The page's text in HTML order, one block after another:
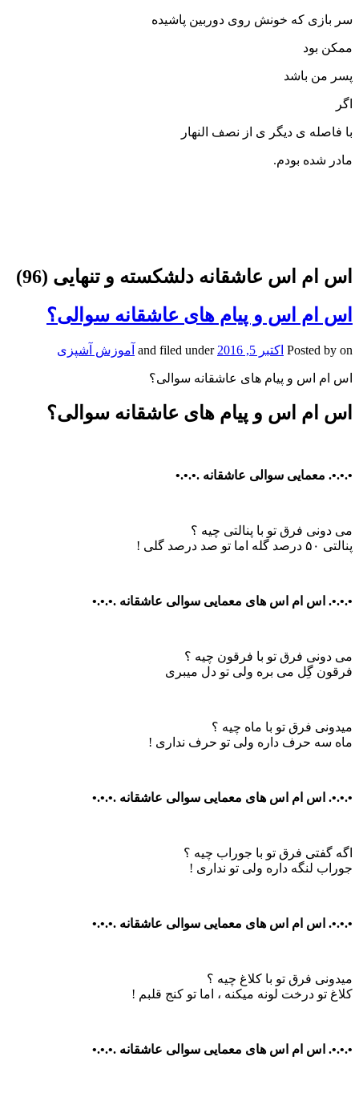
سر بازی که خونش روی دوربین پاشیده
ممکن بود
پسر من باشد
اگر
با فاصله ی دیگر ی از نصف النهار
مادر شده بودم.
اس ام اس عاشقانه دلشکسته و تنهایی (96)
اس ام اس و پیام های عاشقانه سوالی؟
Posted by on اکتبر 5, 2016 and filed under آموزش آشپزی
اس ام اس و پیام های عاشقانه سوالی؟
اس ام اس و پیام های عاشقانه سوالی؟
•.•.•. معمایی سوالی عاشقانه .•.•.•
می دونی فرق تو با پنالتی چیه ؟
پنالتی ۵۰ درصد گله اما تو صد درصد گلی !
•.•.•. اس ام اس های معمایی سوالی عاشقانه .•.•.•
می دونی فرق تو با فرقون چیه ؟
فرقون گِل می بره ولی تو دل میبری
میدونی فرق تو با ماه چیه ؟
ماه سه حرف داره ولی تو حرف نداری !
•.•.•. اس ام اس های معمایی سوالی عاشقانه .•.•.•
اگه گفتی فرق تو با جوراب چیه ؟
جوراب لنگه داره ولی تو نداری !
•.•.•. اس ام اس های معمایی سوالی عاشقانه .•.•.•
میدونی فرق تو با کلاغ چیه ؟
کلاغ تو درخت لونه میکنه ، اما تو کنج قلبم !
•.•.•. اس ام اس های معمایی سوالی عاشقانه .•.•.•